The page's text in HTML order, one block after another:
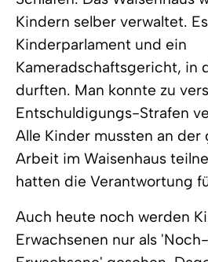
Kindern selber verwaltet.
Kinderparlament und ein
Kameradschaftsgericht, in
durften. Man konnte zu
Entschuldigungs-Strafen
Alle Kinder mussten an der
Arbeit im Waisenhaus
hatten die Verantwortung
Auch heute noch werden
Erwachsenen nur als